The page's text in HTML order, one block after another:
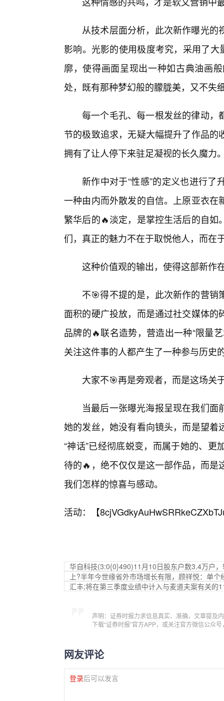
从技术层面分析，此次新作曝光
影响。光影的使用极度考究，采用了
廓，使得画面呈现出一种如古典油画
处，既有那种梦幻般的朦胧美，又不失
每一个毛孔、每一根发丝的律动，
节的极致追求，无疑大幅提升了作品
拥有了让人停下来驻足凝视的长久魔力
新作中对于“性感”的定义也进行
一种由内而外散发的自信。上原亚衣
繁华后的🔥淡定，是掌控生活后的自
们，真正的魅力不在于取悦他人，而在
这种价值观的输出，使得这部新作
不🎯得不提的是，此次新作的营
面积的硬广投放，而是通过社交媒体
品牌的🔥联名造势，营造出一种“限量
关注这件事的人都产生了一种参与历史
大家不🎯再是旁观者，而是这场关
当最后一张曝光海报呈现在我们
她的发丝，她没有看向镜头，而是望
“神话”已经彻底蜕变，而属于她的、
待的🔥，绝不仅仅是这一部作品，而
我们怎样的惊喜与感动。
活动：【
华自科技(3:0{0}490)11月10日股东户数3.4万户
上?半年今世缘省外市场增长有限，顾祥悦：单
汇丰;将在第三季度业绩中计入与麦道夫案有关的
声明：证券时报力求信息真实、准确，文章提及
下载“证券时报”官方APP，或关注官方微信公众
网友评论
登录后可以发言